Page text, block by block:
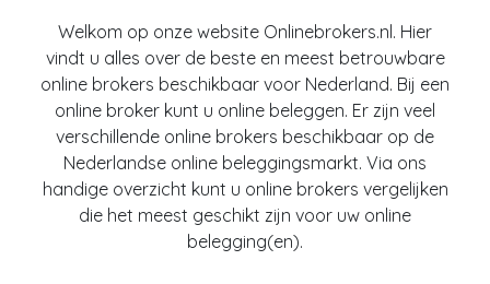
Welkom op onze website Onlinebrokers.nl. Hier
vindt u alles over de beste en meest betrouwbare
online brokers beschikbaar voor Nederland. Bij een
online broker kunt u online beleggen. Er zijn veel
verschillende online brokers beschikbaar op de
Nederlandse online beleggingsmarkt. Via ons
handige overzicht kunt u online brokers vergelijken
die het meest geschikt zijn voor uw online
belegging(en).